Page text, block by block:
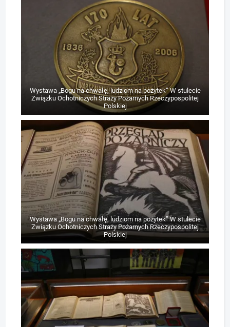
Wystawa „Bogu na chwałę, ludziom na pożytek” W stulecie
Związku Ochotniczych Straży Pożarnych Rzeczypospolitej
Polskiej
Wystawa „Bogu na chwałę, ludziom na pożytek” W stulecie
Związku Ochotniczych Straży Pożarnych Rzeczypospolitej
Polskiej